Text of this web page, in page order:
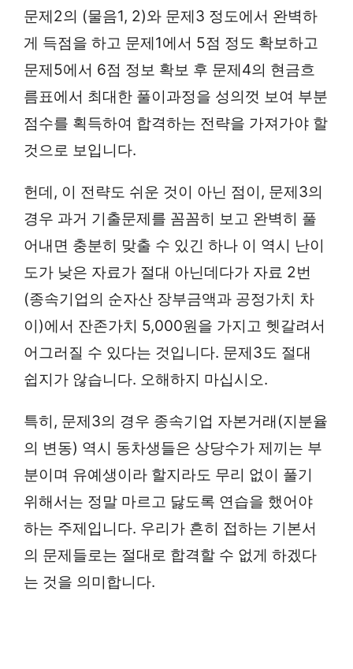
문제2의 (물음1, 2)와 문제3 정도에서 완벽하
게 득점을 하고 문제1에서 5점 정도 확보하고
문제5에서 6점 정보 확보 후 문제4의 현금흐
름표에서 최대한 풀이과정을 성의껏 보여 부분
점수를 획득하여 합격하는 전략을 가져가야 할
것으로 보입니다.
헌데, 이 전략도 쉬운 것이 아닌 점이, 문제3의
경우 과거 기출문제를 꼼꼼히 보고 완벽히 풀
어내면 충분히 맞출 수 있긴 하나 이 역시 난이
도가 낮은 자료가 절대 아닌데다가 자료 2번
(종속기업의 순자산 장부금액과 공정가치 차
이)에서 잔존가치 5,000원을 가지고 헷갈려서
어그러질 수 있다는 것입니다. 문제3도 절대
쉽지가 않습니다. 오해하지 마십시오.
특히, 문제3의 경우 종속기업 자본거래(지분율
의 변동) 역시 동차생들은 상당수가 제끼는 부
분이며 유예생이라 할지라도 무리 없이 풀기
위해서는 정말 마르고 닳도록 연습을 했어야
하는 주제입니다. 우리가 흔히 접하는 기본서
의 문제들로는 절대로 합격할 수 없게 하겠다
는 것을 의미합니다.